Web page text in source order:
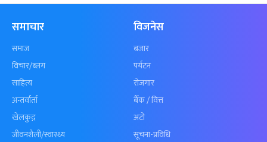
समाचार
समाज
विचार/ब्लग
साहित्य
अन्तर्वार्ता
खेलकुद़़
जीवनशैली/स्वास्थ्य
विजनेस
बजार
पर्यटन
रोजगार
बैँक / वित्त
अटो
सूचना-प्रविधि